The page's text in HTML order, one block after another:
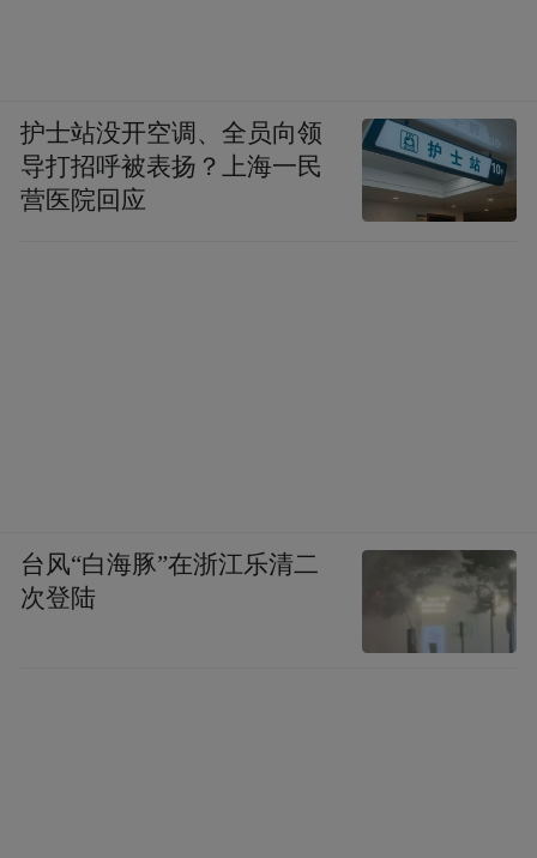
护士站没开空调、全员向领
导打招呼被表扬？上海一民
营医院回应
台风“白海豚”在浙江乐清二
次登陆